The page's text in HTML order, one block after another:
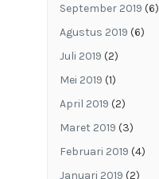
September 2019 (6)
Agustus 2019 (6)
Juli 2019 (2)
Mei 2019 (1)
April 2019 (2)
Maret 2019 (3)
Februari 2019 (4)
Januari 2019 (2)